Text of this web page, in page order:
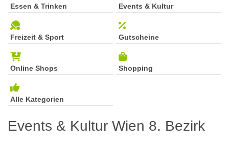
Essen & Trinken Events & Kultur
Freizeit & Sport Gutscheine
Online Shops Shopping
Alle Kategorien
Events & Kultur Wien 8. Bezirk